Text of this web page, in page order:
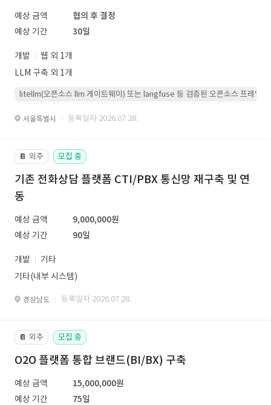
예상 금액
협의 후 결정
예상 기간
30일
개발
웹 외 1개
LLM 구축 외 1개
litellm(오픈소스 llm 게이트웨이) 또는 langfuse 등 검증된 오픈소스 프레임워
서울특별시 · 등록일자 2026.07.28.
📔 외주 모집 중
기존 전화상담 플랫폼 CTI/PBX 통신망 재구축 및 연
동
예상 금액
9,000,000원
예상 기간
90일
개발
기타
기타(내부 시스템)
경상남도 · 등록일자 2026.07.28.
📔 외주 모집 중
O2O 플랫폼 통합 브랜드(BI/BX) 구축
예상 금액
15,000,000원
예상 기간
75일